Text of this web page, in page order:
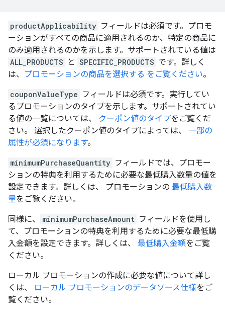
productApplicability フィールドは必須です。プロモ
ーションがすべての商品に適用されるのか、特定の商品に
のみ適用されるのかを示します。サポートされている値は
ALL_PRODUCTS
と SPECIFIC_PRODUCTS です。詳しく
は、
プロモーションの商品を選択する をご覧ください。
couponValueType フィールドは必須です。実行してい
るプロモーションのタイプを示します。サポートされてい
る値の一覧については、 クーポン値のタイプをご覧くだ
さい。 選択したクーポン値のタイプによっては、 一部の
属性が必須になります。
minimumPurchaseQuantity フィールドでは、プロモー
ションの特典を利用するために必要な最低購入数量の値を
設定できます。詳しくは、 プロモーションの 最低購入数
量をご覧ください。
同様に、 minimumPurchaseAmount フィールドを使用し
て、プロモーションの特典を利用するために必要な最低購
入金額を設定できます。詳しくは、 最低購入金額をご覧
ください。
ローカル プロモーションの作成に必要な値について詳し
くは、
ローカル プロモーションのデータソース仕様をご
覧ください。